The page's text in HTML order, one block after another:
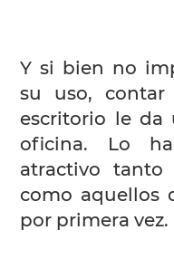
Y si bien no
su uso,
escritorio le da
oficina. Lo
atractivo tanto
como aquellos
por primera vez.